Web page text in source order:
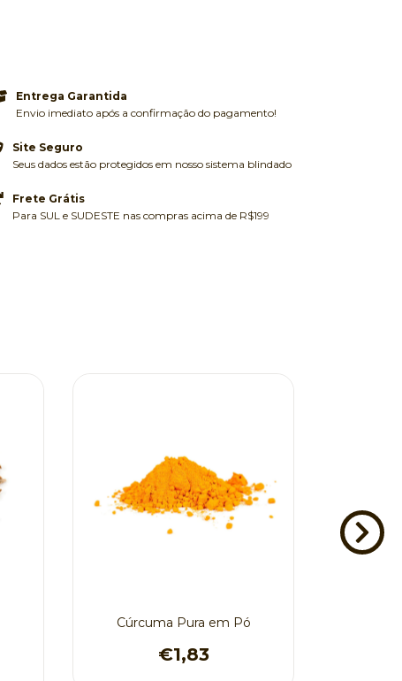
Entrega Garantida
Envio imediato após a confirmação do pagamento!
Site Seguro
Seus dados estão protegidos em nosso sistema blindado
Frete Grátis
Para SUL e SUDESTE nas compras acima de R$199
Cúrcuma Pura em Pó
€1,83